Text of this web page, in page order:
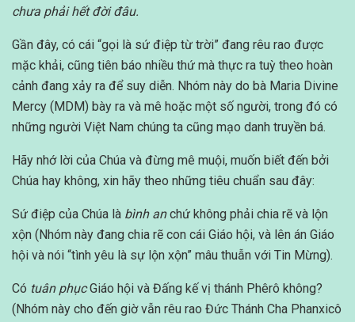
chưa phải hết đời đâu.
Gần đây, có cái “gọi là sứ điệp từ trời” đang rêu rao được
mặc khải, cũng tiên báo nhiều thứ mà thực ra tuỳ theo hoàn
cảnh đang xảy ra để suy diễn. Nhóm này do bà Maria Divine
Mercy (MDM) bày ra và mê hoặc một số người, trong đó có
những người Việt Nam chúng ta cũng mạo danh truyền bá.
Hãy nhớ lời của Chúa và đừng mê muội, muốn biết đến bởi
Chúa hay không, xin hãy theo những tiêu chuẩn sau đây:
Sứ điệp của Chúa là bình anchứ không phải chia rẽ và lộn
xộn (Nhóm này đang chia rẽ con cái Giáo hội, và lên án Giáo
hội và nói “tình yêu là sự lộn xộn” mâu thuẫn với Tin Mừng).
Có tuân phụcGiáo hội và Đấng kế vị thánh Phêrô không?
(Nhóm này cho đến giờ vẫn rêu rao Đức Thánh Cha Phanxicô